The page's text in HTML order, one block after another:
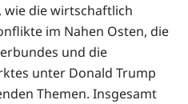
wie die wirtschaftlich
im Nahen Osten, die
und die
unter Donald Trump
Themen. Insgesamt